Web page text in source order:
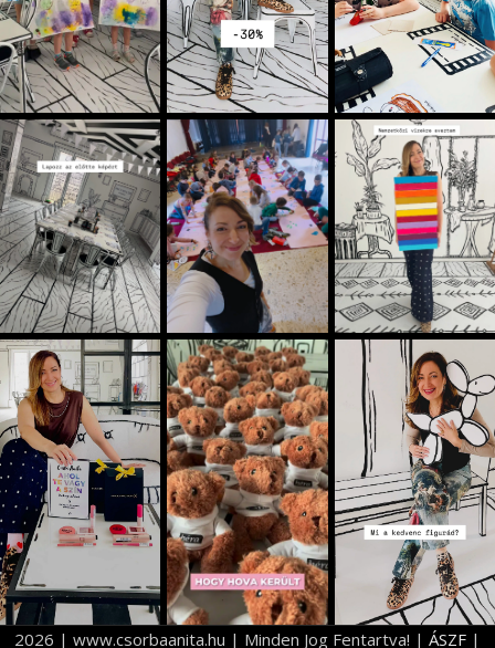
2026 | www.csorbaanita.hu | Minden Jog Fentartva! | ÁSZF |